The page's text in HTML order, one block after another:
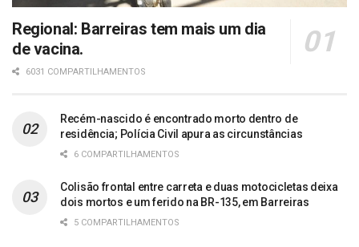
Regional: Barreiras tem mais um dia
de vacina.
6031 COMPARTILHAMENTOS
Recém-nascido é encontrado morto dentro de
residência; Polícia Civil apura as circunstâncias
6 COMPARTILHAMENTOS
Colisão frontal entre carreta e duas motocicletas deixa
dois mortos e um ferido na BR-135, em Barreiras
5 COMPARTILHAMENTOS